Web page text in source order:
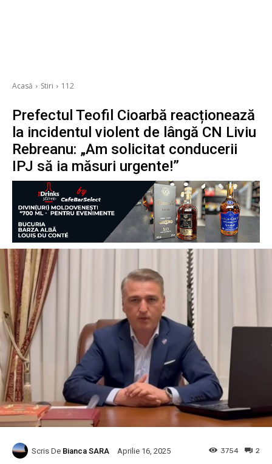
Acasă Stiri 112
Prefectul Teofil Cioarbă reacționează
la incidentul violent de lângă CN Liviu
Rebreanu: „Am solicitat conducerii
IPJ să ia măsuri urgente!”
Scris De Bianca SARA Aprilie 16, 2025 2
3754